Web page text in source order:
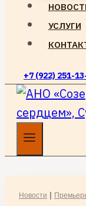
УСЛУГИ
+7 (922) 251-
Новости